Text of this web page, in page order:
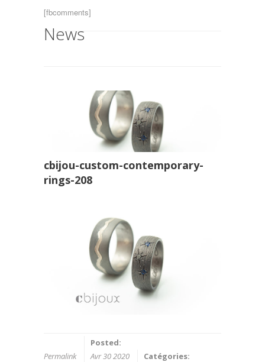
[fbcomments]
News
cbijou-custom-contemporary-
rings-208
Permalink
Posted:
Avr 30 2020
Catégories: